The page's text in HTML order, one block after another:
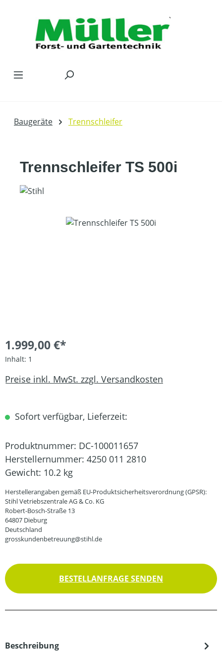
Baugeräte Trennschleifer
Trennschleifer TS 500i
Bildergalerie überspringen
1.999,00 €*
Inhalt: 1
Preise inkl. MwSt. zzgl. Versandkosten
Sofort verfügbar, Lieferzeit:
Produktnummer: DC-100011657
Herstellernummer: 4250 011 2810
Gewicht: 10.2 kg
Herstellerangaben gemäß EU-Produktsicherheitsverordnung (GPSR):
Stihl Vetriebszentrale AG & Co. KG
Robert-Bosch-Straße 13
64807 Dieburg
Deutschland
grosskundenbetreuung@stihl.de
BESTELLANFRAGE SENDEN
Beschreibung